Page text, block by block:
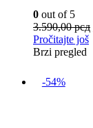
0 out of 5
3.590,00рсд
Pročitajte još
Brzi pregled
-54%